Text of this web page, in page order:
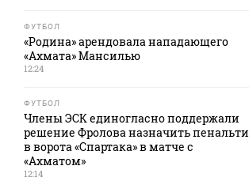
ФУТБОЛ
«Родина» арендовала нападающего
«Ахмата» Мансилью
12:24
ФУТБОЛ
Члены ЭСК единогласно поддержали
решение Фролова назначить пенальти
в ворота «Спартака» в матче с
«Ахматом»
12:14